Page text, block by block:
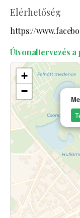
Elérhetőség
https://
Útvonaltervezés
+
−